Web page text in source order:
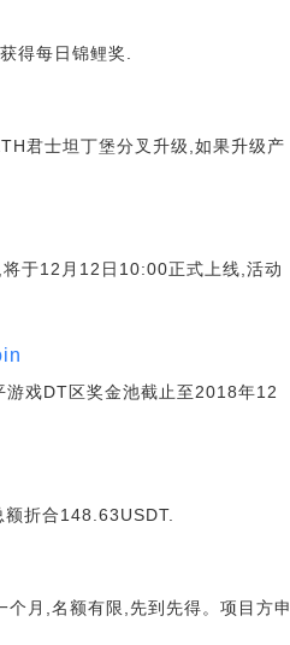
得每日锦鲤奖.
君士坦丁堡分叉升级,如果升级产
于12月12日10:00正式上线,活动
戏DT区奖金池截止至2018年12
折合148.63USDT.
月,名额有限,先到先得。项目方申